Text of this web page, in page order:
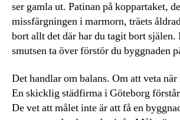
ser gamla ut. Patinan på koppartaket,
missfärgningen i marmorn, träets
bort allt det där har du tagit bort själen.
smutsen ta över förstör du byggnaden
Det handlar om balans. Om att veta när
En skicklig städfirma i Göteborg
De vet att målet inte är att få en